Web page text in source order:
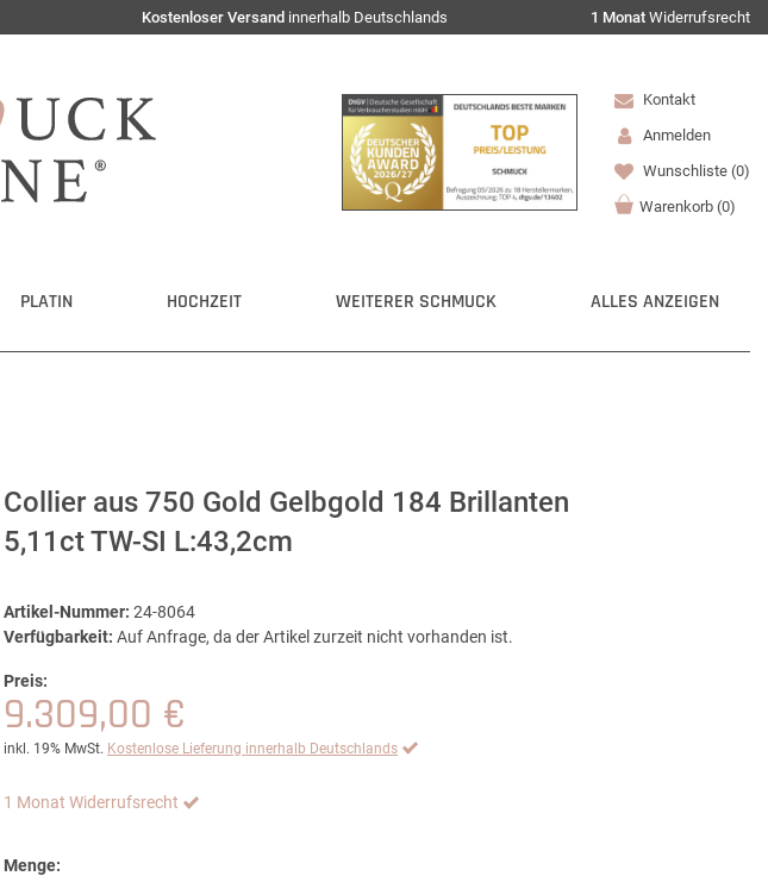
Kostenloser Versand innerhalb Deutschlands 1 Monat Widerrufsrecht
Kontakt
Anmelden
Wunschliste (0)
Warenkorb (0)
PLATIN HOCHZEIT WEITERER SCHMUCK ALLES ANZEIGEN
Collier aus 750 Gold Gelbgold 184 Brillanten
5,11ct TW-SI L:43,2cm
Artikel-Nummer: 24-8064
Verfügbarkeit: Auf Anfrage, da der Artikel zurzeit nicht vorhanden ist.
Preis:
9.309,00 €
inkl. 19% MwSt. Kostenlose Lieferung innerhalb Deutschlands
1 Monat Widerrufsrecht
Menge: